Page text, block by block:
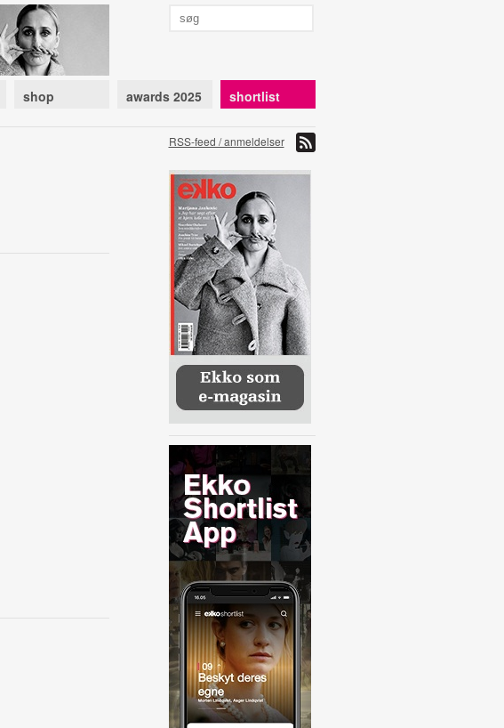
shop awards 2025 shortlist
RSS-feed / anmeldelser